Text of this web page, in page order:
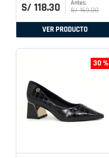
S/ 118.30 S/ 169.00
VER PRODUCTO
30 %